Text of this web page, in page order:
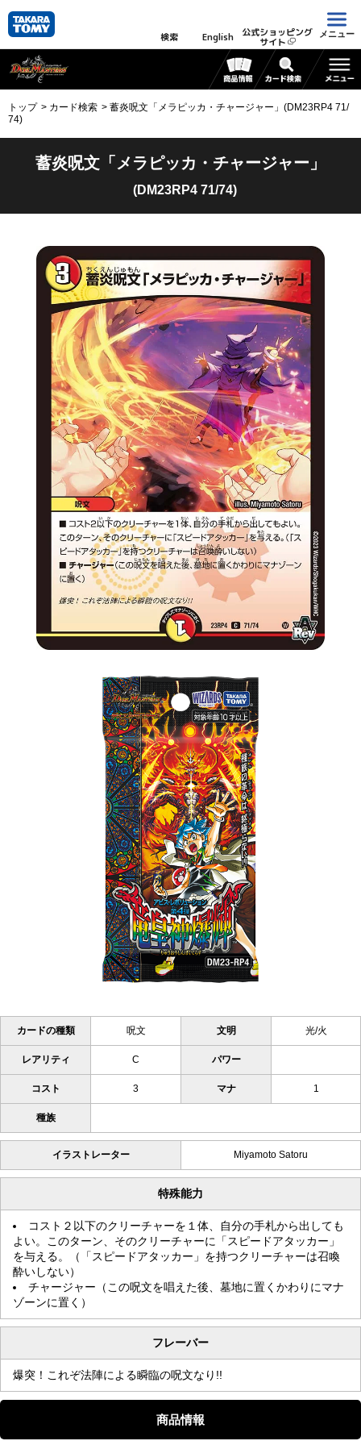
検索 English 公式ショッピング
サイト
メニュー
トップ カード検索
蓄炎呪文「メラピッカ・チャージャー」(DM23RP4 71/
74)
蓄炎呪文「メラピッカ・チャージャー」
(DM23RP4 71/74)
カードの種類 呪文 文明 光/火
レアリティ C パワー
コスト 3 マナ 1
種族
イラストレーター Miyamoto Satoru
特殊能力
コスト２以下のクリーチャーを１体、自分の手札から出しても
よい。このターン、そのクリーチャーに「スピードアタッカー」
を与える。（「スピードアタッカー」を持つクリーチャーは召喚
酔いしない）
チャージャー（この呪文を唱えた後、墓地に置くかわりにマナ
ゾーンに置く）
フレーバー
爆突！これぞ法陣による瞬臨の呪文なり!!
商品情報